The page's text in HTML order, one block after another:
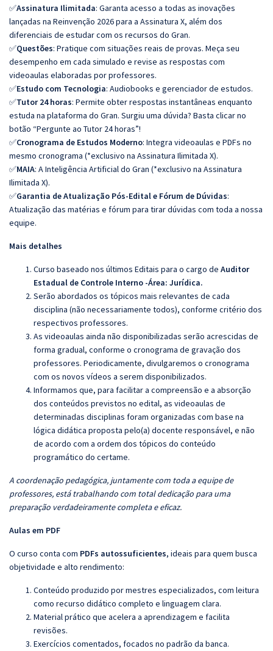
✅Assinatura Ilimitada: Garanta acesso a todas as inovações
lançadas na Reinvenção 2026 para a Assinatura X, além dos
diferenciais de estudar com os recursos do Gran.
✅Questões: Pratique com situações reais de provas. Meça seu
desempenho em cada simulado e revise as respostas com
videoaulas elaboradas por professores.
✅Estudo com Tecnologia: Audiobooks e gerenciador de estudos.
✅Tutor 24 horas: Permite obter respostas instantâneas enquanto
estuda na plataforma do Gran. Surgiu uma dúvida? Basta clicar no
botão “Pergunte ao Tutor 24 horas”!
✅Cronograma de Estudos Moderno: Integra videoaulas e PDFs no
mesmo cronograma (*exclusivo na Assinatura Ilimitada X).
✅MAIA: A Inteligência Artificial do Gran (*exclusivo na Assinatura
Ilimitada X).
✅Garantia de Atualização Pós-Edital e Fórum de Dúvidas:
Atualização das matérias e fórum para tirar dúvidas com toda a nossa
equipe.
Mais detalhes
Curso baseado nos últimos Editais para o cargo de Auditor
Estadual de Controle Interno -Área: Jurídica.
Serão abordados os tópicos mais relevantes de cada
disciplina (não necessariamente todos), conforme critério dos
respectivos professores.
As videoaulas ainda não disponibilizadas serão acrescidas de
forma gradual, conforme o cronograma de gravação dos
professores. Periodicamente, divulgaremos o cronograma
com os novos vídeos a serem disponibilizados.
Informamos que, para facilitar a compreensão e a absorção
dos conteúdos previstos no edital, as videoaulas de
determinadas disciplinas foram organizadas com base na
lógica didática proposta pelo(a) docente responsável, e não
de acordo com a ordem dos tópicos do conteúdo
programático do certame.
A coordenação pedagógica, juntamente com toda a equipe de
professores, está trabalhando com total dedicação para uma
preparação verdadeiramente completa e eficaz.
Aulas em PDF
O curso conta com PDFs autossuficientes, ideais para quem busca
objetividade e alto rendimento:
Conteúdo produzido por mestres especializados, com leitura
como recurso didático completo e linguagem clara.
Material prático que acelera a aprendizagem e facilita
revisões.
Exercícios comentados, focados no padrão da banca.